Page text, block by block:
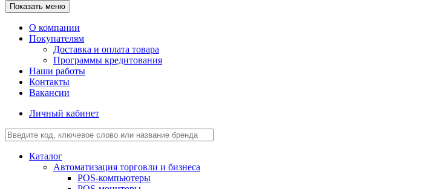
Показать меню
О компании
Покупателям
Доставка и оплата товара
Программы кредитования
Наши работы
Контакты
Вакансии
Личный кабинет
Каталог
Автоматизация торговли и бизнеса
POS-компьютеры